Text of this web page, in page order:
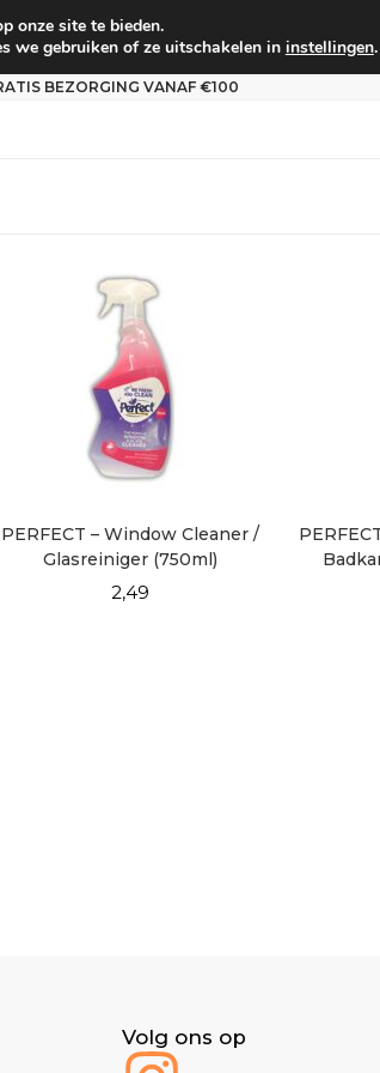
Persoonlijke verzorging
BEZORGING VANAF €100
PERFECT – Window Cleaner /
Glasreiniger (750ml)
2,49
Volg ons op
onze site te bieden.
we gebruiken of ze uitschakelen in instellingen.